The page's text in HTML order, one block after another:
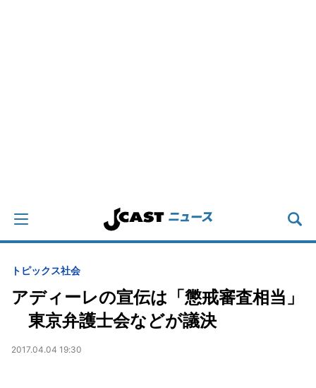
トピックス社会
アディーレの宣伝は「懲戒審査相当」
東京弁護士会などが議決
2017.04.04 19:30